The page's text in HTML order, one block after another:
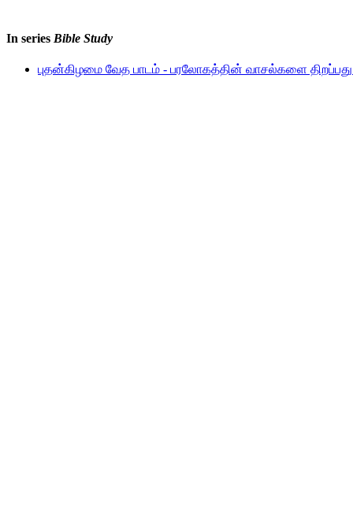
In series Bible Study
புதன்கிழமை வேத பாடம் - பரலோகத்தின் வாசல்களை திறப்பது